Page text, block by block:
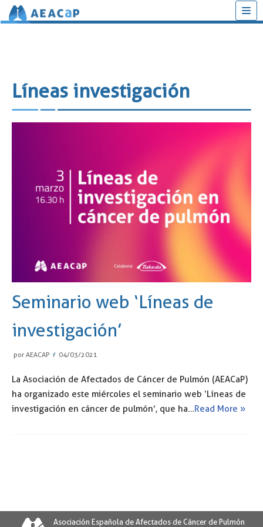
Líneas investigación
Seminario web ‘Líneas de
investigación’
por AEACAP 04/03/2021
La Asociación de Afectados de Cáncer de Pulmón (AEACaP)
ha organizado este miércoles el seminario web ‘Líneas de
investigación en cáncer de pulmón’, que ha…Read More »
Asociación Española de Afectados de Cáncer de Pulmón